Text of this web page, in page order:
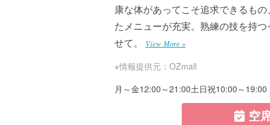
康な体があってこそ追求できるも
たメニューが充実。熟練の技を持
せて。
View More »
※情報提供元：OZmall
月～金12:00～21:00土日祝10:00～19:00
空